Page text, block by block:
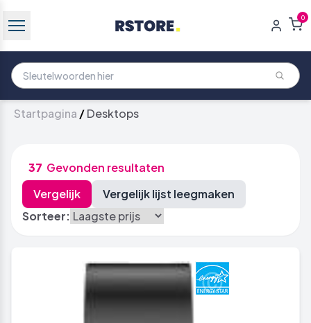
0
Startpagina /Desktops
37 Gevonden resultaten
Sorteer: